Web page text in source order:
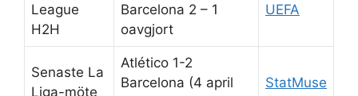
League
H2H
Barcelona 2 – 1
oavgjort
UEFA
Senaste La
Liga-möte
Atlético 1-2
Barcelona (4 april
StatMuse